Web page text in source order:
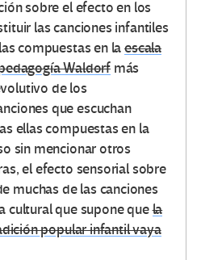
sobre el efecto en los
las canciones infantiles
compuestas en laescala
Waldorfmás
de los
que escuchan
ellas compuestas en la
sin mencionar otros
el efecto sensorial sobre
muchas de las canciones
cultural que supone quela
popular infantil vaya